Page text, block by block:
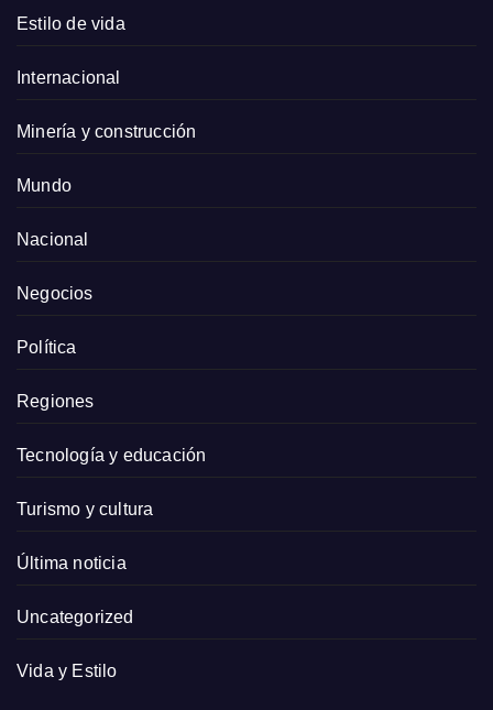
Estilo de vida
Internacional
Minería y construcción
Mundo
Nacional
Negocios
Política
Regiones
Tecnología y educación
Turismo y cultura
Última noticia
Uncategorized
Vida y Estilo